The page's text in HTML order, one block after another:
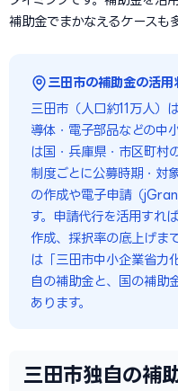
補助金でまかなえるケースも
三田市の補助金の活
三田市（人口約11万人）
導体・電子部品などの中
は国・兵庫県・市区町村
制度ごとに公募時期・対
の作成や電子申請（
す。申請代行を活用すれ
作成、採択率の底上げま
は「三田市中小企業省力
自の補助金と、国の補助
あります。
三田市独自の補